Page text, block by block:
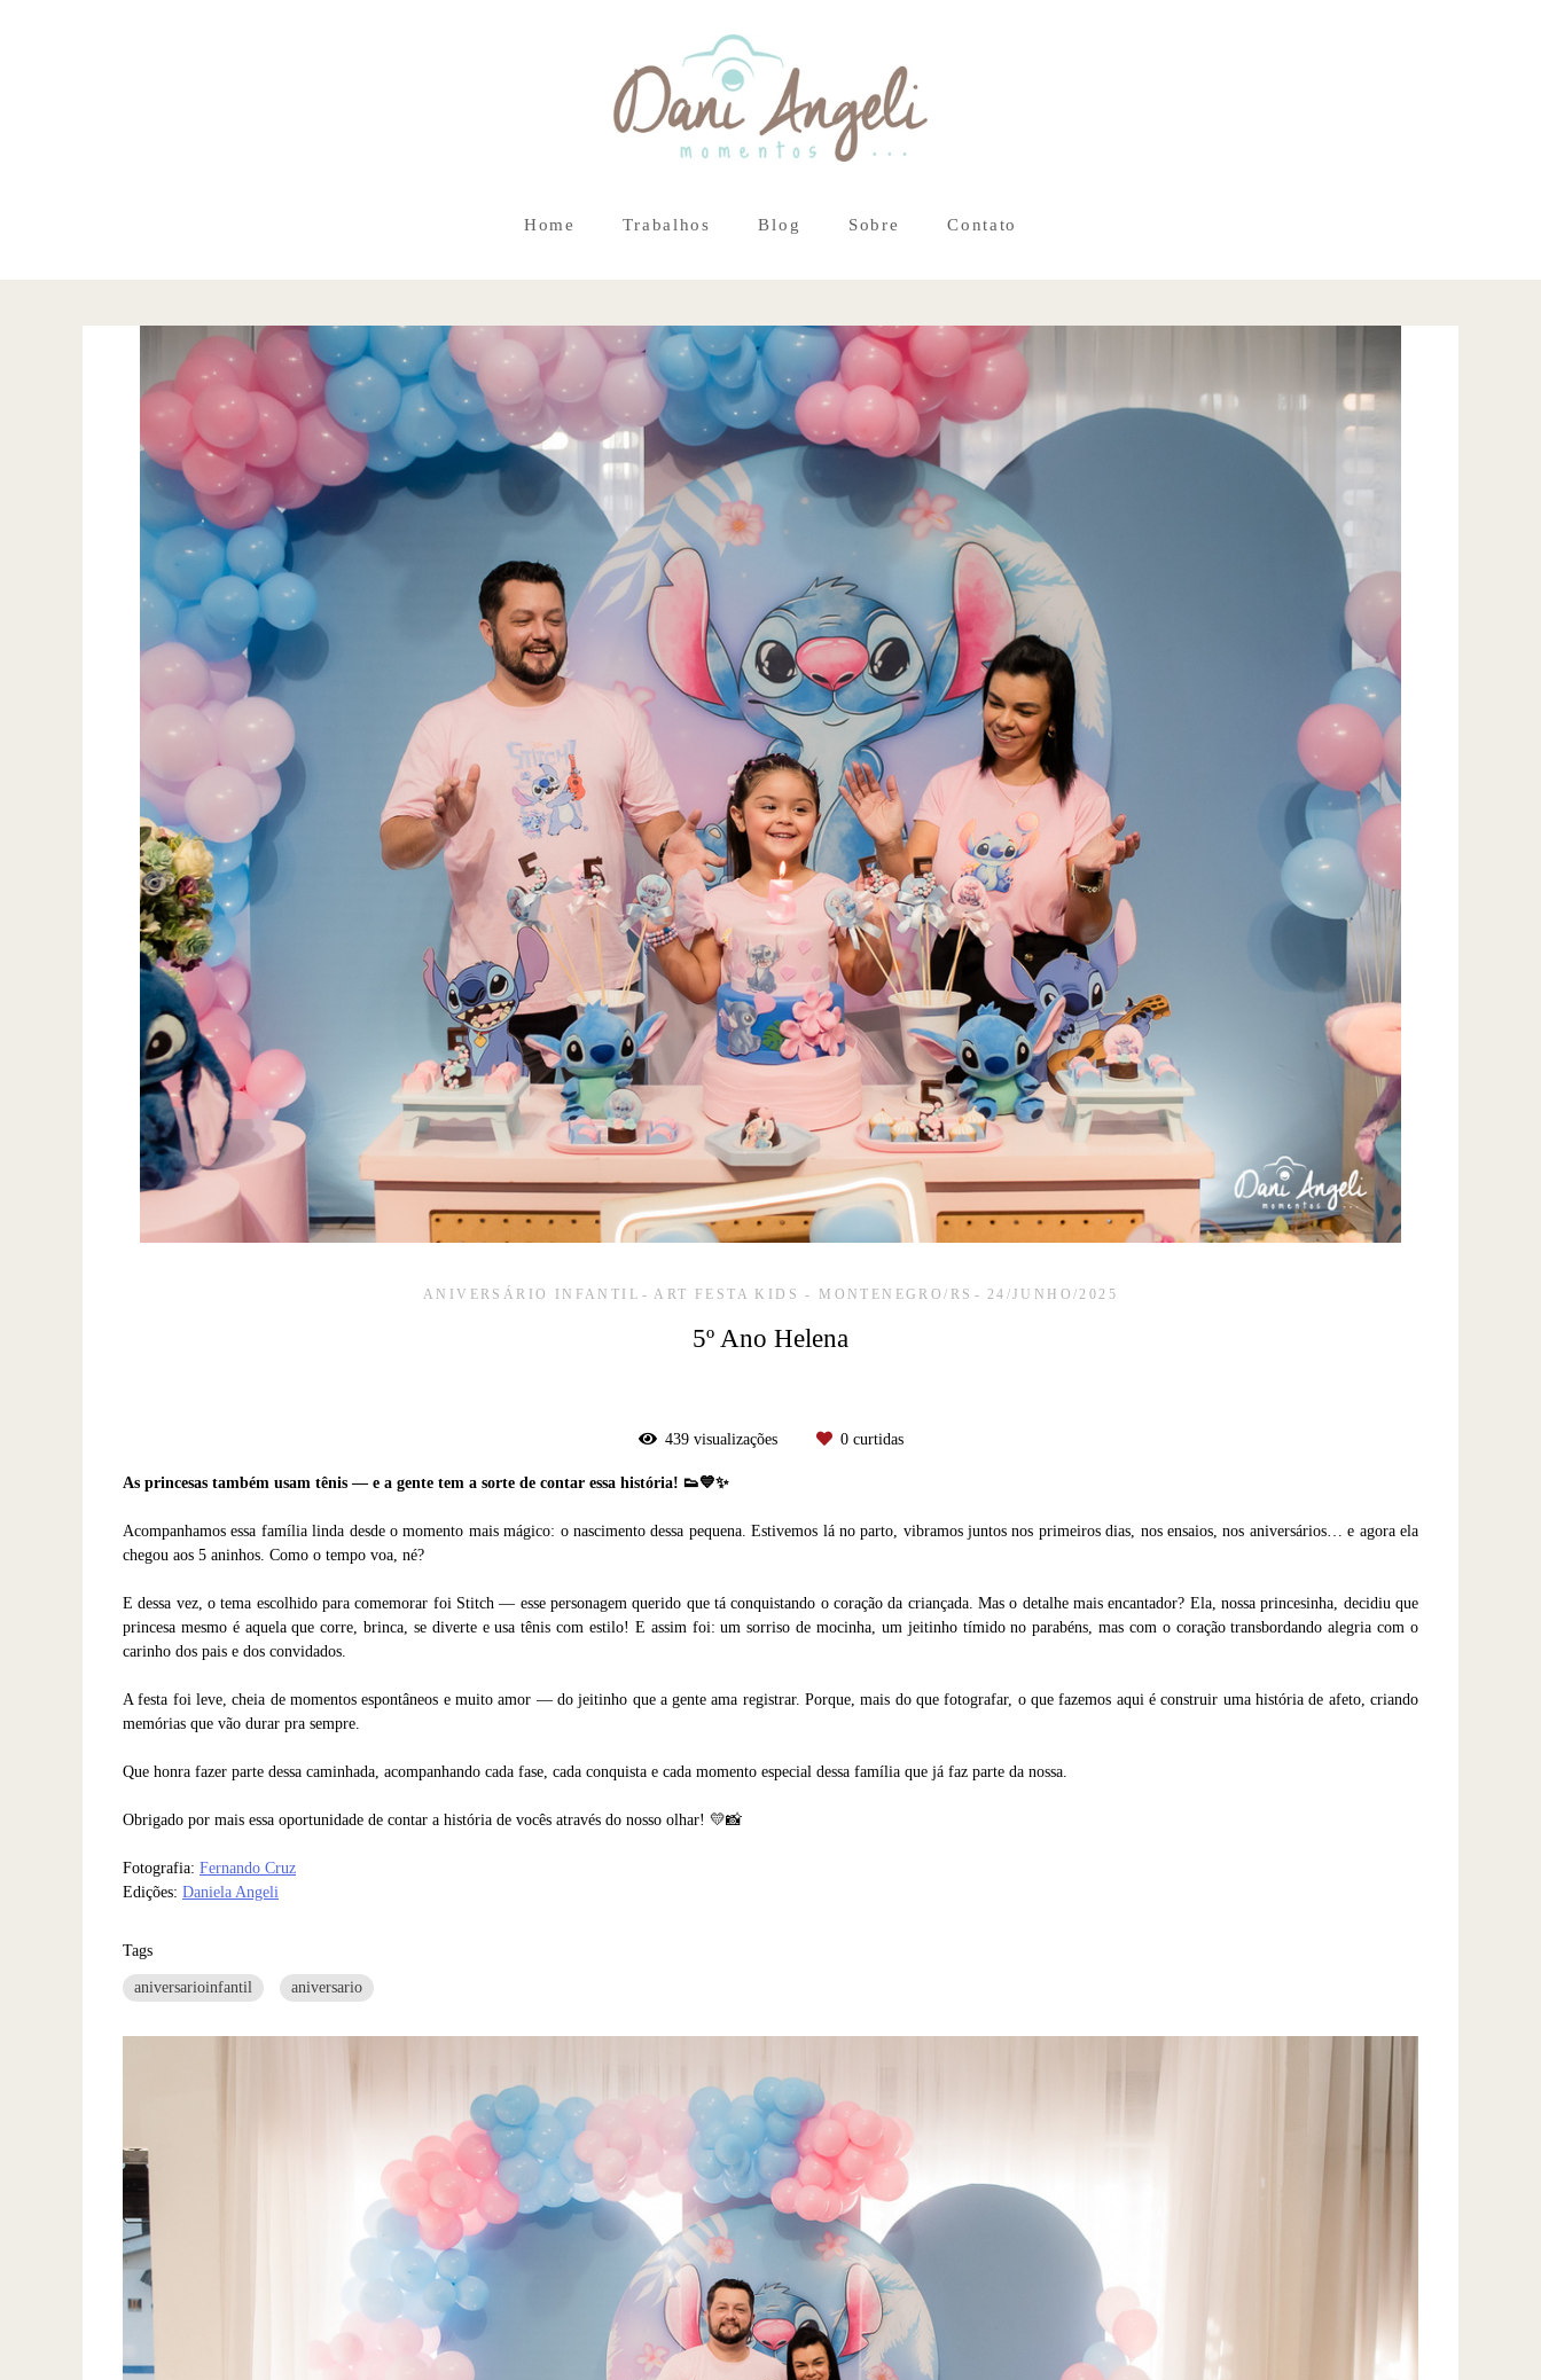
Home Trabalhos Blog Sobre Contato
ANIVERSÁRIO INFANTIL ART FESTA KIDS - MONTENEGRO/RS 24/JUNHO/2025
5º Ano Helena
439visualizações 0curtidas
As princesas também usam tênis — e a gente tem a sorte de contar essa história! 👟💙✨
Acompanhamos essa família linda desde o momento mais mágico: o nascimento dessa pequena. Estivemos lá no parto, vibramos juntos nos primeiros dias, nos ensaios, nos aniversários… e agora ela
chegou aos 5 aninhos. Como o tempo voa, né?
E dessa vez, o tema escolhido para comemorar foi Stitch — esse personagem querido que tá conquistando o coração da criançada. Mas o detalhe mais encantador? Ela, nossa princesinha, decidiu que
princesa mesmo é aquela que corre, brinca, se diverte e usa tênis com estilo! E assim foi: um sorriso de mocinha, um jeitinho tímido no parabéns, mas com o coração transbordando alegria com o
carinho dos pais e dos convidados.
A festa foi leve, cheia de momentos espontâneos e muito amor — do jeitinho que a gente ama registrar. Porque, mais do que fotografar, o que fazemos aqui é construir uma história de afeto, criando
memórias que vão durar pra sempre.
Que honra fazer parte dessa caminhada, acompanhando cada fase, cada conquista e cada momento especial dessa família que já faz parte da nossa.
Obrigado por mais essa oportunidade de contar a história de vocês através do nosso olhar! 💛📸
Fotografia: Fernando Cruz
Edições: Daniela Angeli
Tags
aniversarioinfantil aniversario